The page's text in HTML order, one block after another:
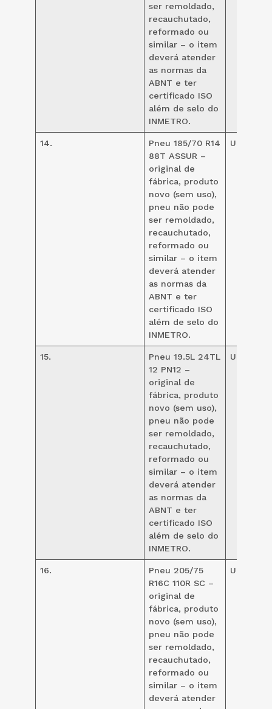
ser remoldado,
recauchutado,
reformado ou
similar – o item
deverá atender
as normas da
ABNT e ter
certificado ISO
além de selo do
INMETRO.
14.
Pneu 185/70 R14
88T ASSUR –
original de
fábrica, produto
novo (sem uso),
pneu não pode
ser remoldado,
recauchutado,
reformado ou
similar – o item
deverá atender
as normas da
ABNT e ter
certificado ISO
além de selo do
INMETRO.
UND
15.
Pneu 19.5L 24TL
12 PN12 –
original de
fábrica, produto
novo (sem uso),
pneu não pode
ser remoldado,
recauchutado,
reformado ou
similar – o item
deverá atender
as normas da
ABNT e ter
certificado ISO
além de selo do
INMETRO.
UND
16.
Pneu 205/75
R16C 110R SC –
original de
fábrica, produto
novo (sem uso),
pneu não pode
ser remoldado,
recauchutado,
reformado ou
similar – o item
deverá atender
UND